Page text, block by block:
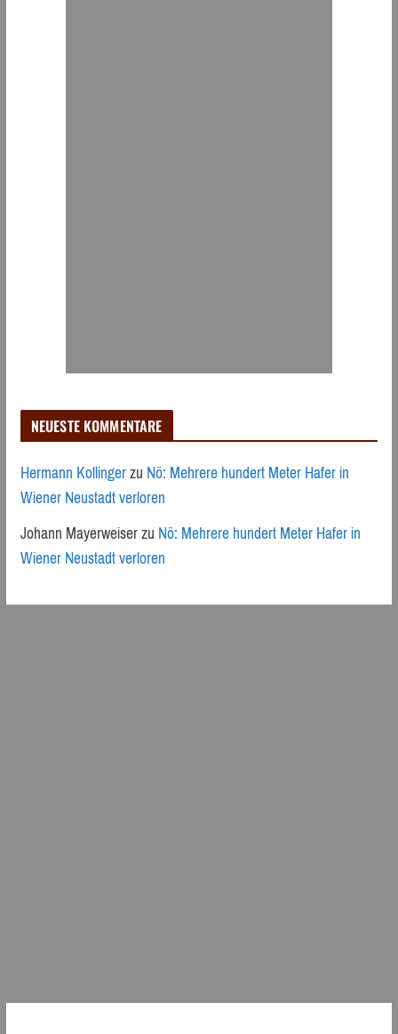
NEUESTE KOMMENTARE
Hermann KollingerzuNö: Mehrere hundert Meter Hafer in
Wiener Neustadt verloren
Johann MayerweiserzuNö: Mehrere hundert Meter Hafer in
Wiener Neustadt verloren